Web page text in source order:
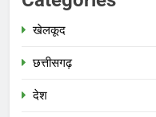
खेलकूद
छत्तीसगढ़
देश